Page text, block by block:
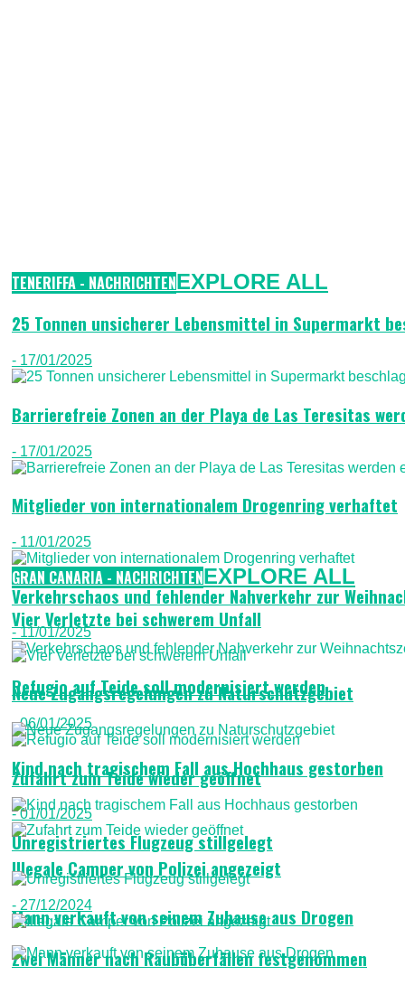
TENERIFFA - NACHRICHTENEXPLORE ALL
25 Tonnen unsicherer Lebensmittel in Supermarkt
- 17/01/2025
Barrierefreie Zonen an der Playa de Las Teresitas
- 17/01/2025
Mitglieder von internationalem Drogenring verhaftet
- 11/01/2025
Verkehrschaos und fehlender Nahverkehr zur
- 11/01/2025
Refugio auf Teide soll modernisiert werden
- 06/01/2025
Zufahrt zum Teide wieder geöffnet
- 01/01/2025
Illegale Camper von Polizei angezeigt
- 27/12/2024
Zwei Männer nach Raubüberfällen festgenommen
GRAN CANARIA - NACHRICHTENEXPLORE ALL
Vier Verletzte bei schwerem Unfall
Neue Zugangsregelungen zu Naturschutzgebiet
Kind nach tragischem Fall aus Hochhaus gestorben
Unregistriertes Flugzeug stillgelegt
Mann verkauft von seinem Zuhause aus Drogen